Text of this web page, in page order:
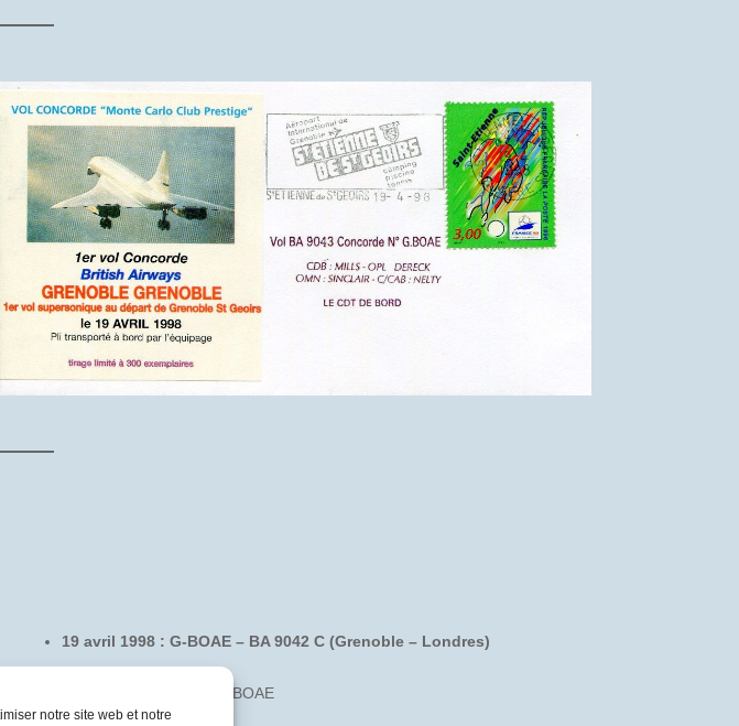
notre site web et notre
19 avril 1998 : G-BOAE – BA 9042 C (Grenoble – Londres)
Pli transporté à bord du G-BOAE